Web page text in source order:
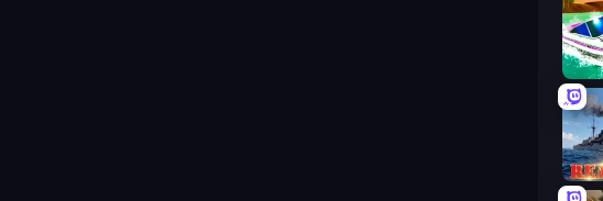
Jet
Real